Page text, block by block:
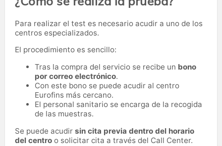
Para realizar el test es necesario acudir a uno de los
centros especializados.
El procedimiento es sencillo:
Tras la compra del servicio se recibe un bono
por correo electrónico.
Con este bono se puede acudir al centro
Eurofins más cercano.
El personal sanitario se encarga de la recogida
de las muestras.
Se puede acudir sin cita previa dentro del horario
del centro o solicitar cita a través del Call Center.